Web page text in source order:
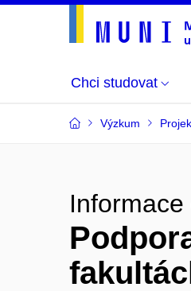
Chci studovat
Výzkum